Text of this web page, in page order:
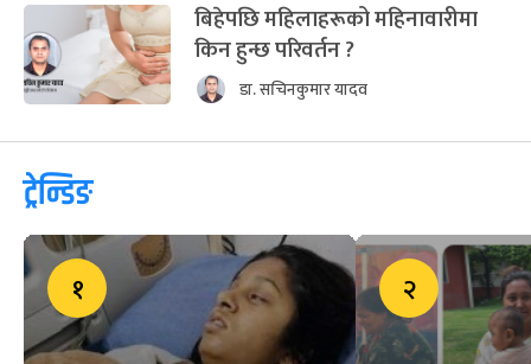
बिहेपछि महिलाहरूको महिनावारीमा
किन हुन्छ परिवर्तन ?
डा. सचिनकुमार यादव
ट्रेन्डिङ
१ २